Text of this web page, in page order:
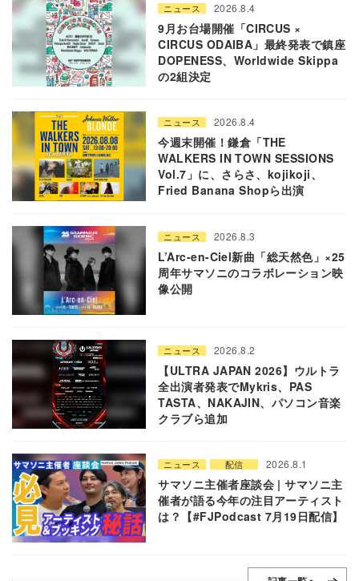
ニュース 2026.8.4
9月お台場開催「CIRCUS ×
CIRCUS ODAIBA」最終発表で鎮座
DOPENESS、Worldwide Skippa
の2組決定
ニュース 2026.8.4
今週末開催！鎌倉「THE
WALKERS IN TOWN SESSIONS
Vol.7」に、さらさ、kojikoji、
Fried Banana Shopら出演
ニュース 2026.8.3
L’Arc-en-Ciel新曲「総天然色」×25
周年サマソニのコラボレーション映
像公開
ニュース 2026.8.2
【ULTRA JAPAN 2026】ウルトラ
全出演者発表でMykris、PAS
TASTA、NAKAJIN、パソコン音楽
クラブら追加
ニュース 配信 2026.8.1
サマソニ主催者座談会 | サマソニ主
催者が語る今年の注目アーティスト
は？【#FJPodcast 7月19日配信】